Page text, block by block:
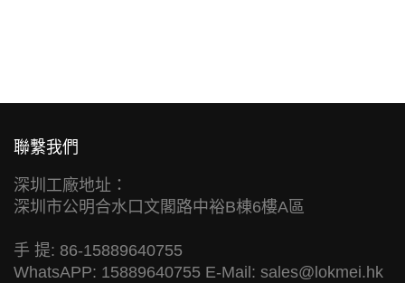
聯繫我們
深圳工廠地址：
深圳市公明合水口文閣路中裕B棟6樓A區
手 提: 86-15889640755
WhatsAPP: 15889640755 E-Mail: sales@lokmei.hk